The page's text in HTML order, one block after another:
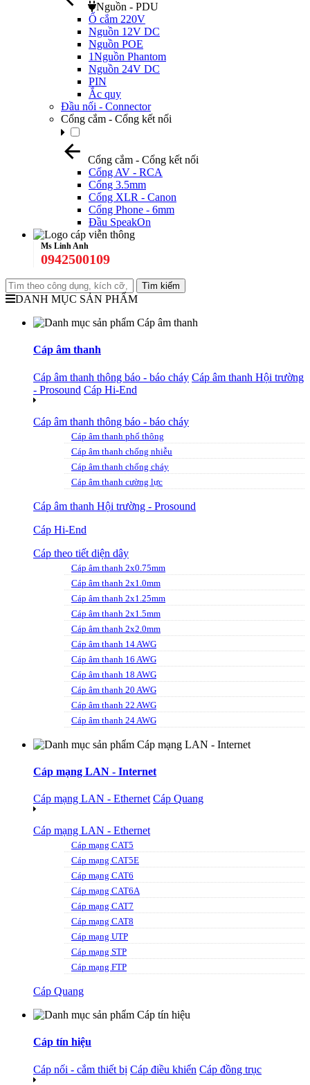
Nguồn - PDU
Ổ cắm 220V
Nguồn 12V DC
Nguồn POE
1Nguồn Phantom
Nguồn 24V DC
PIN
Ắc quy
Đầu nối - Connector
Cổng cắm - Cổng kết nối
Cổng cắm - Cổng kết nối
Cổng AV - RCA
Cổng 3.5mm
Cổng XLR - Canon
Cổng Phone - 6mm
Đầu SpeakOn
Ms Linh Anh
0942500109
DANH MỤC SẢN PHẨM
Cáp âm thanh
Cáp âm thanh thông báo - báo cháy Cáp âm thanh Hội trường
- Prosound Cáp Hi-End
Cáp âm thanh thông báo - báo cháy
Cáp âm thanh phổ thông
Cáp âm thanh chống nhiễu
Cáp âm thanh chống cháy
Cáp âm thanh cường lực
Cáp âm thanh Hội trường - Prosound
Cáp Hi-End
Cáp theo tiết diện dây
Cáp âm thanh 2x0.75mm
Cáp âm thanh 2x1.0mm
Cáp âm thanh 2x1.25mm
Cáp âm thanh 2x1.5mm
Cáp âm thanh 2x2.0mm
Cáp âm thanh 14 AWG
Cáp âm thanh 16 AWG
Cáp âm thanh 18 AWG
Cáp âm thanh 20 AWG
Cáp âm thanh 22 AWG
Cáp âm thanh 24 AWG
Cáp mạng LAN - Internet
Cáp mạng LAN - Ethernet Cáp Quang
Cáp mạng LAN - Ethernet
Cáp mạng CAT5
Cáp mạng CAT5E
Cáp mạng CAT6
Cáp mạng CAT6A
Cáp mạng CAT7
Cáp mạng CAT8
Cáp mạng UTP
Cáp mạng STP
Cáp mạng FTP
Cáp Quang
Cáp tín hiệu
Cáp nối - cắm thiết bị Cáp điều khiển Cáp đồng trục